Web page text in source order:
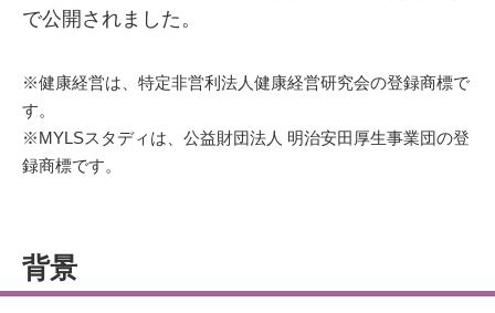
で公開されました。
※健康経営は、特定非営利法人健康経営研究会の登録商標で
す。
※MYLSスタディは、公益財団法人 明治安田厚生事業団の登
録商標です。
背景